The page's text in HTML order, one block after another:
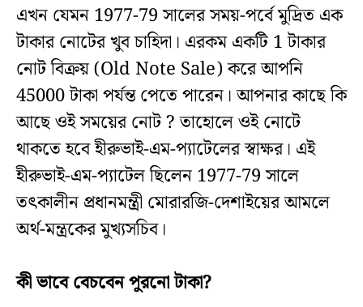
এখন যেমন 1977-79 সালের সময়-পর্বে মুদ্রিত এক
টাকার নোটের খুব চাহিদা। এরকম একটি 1 টাকার
নোট বিক্রয় (Old Note Sale) করে আপনি
45000 টাকা পর্যন্ত পেতে পারেন। আপনার কাছে কি
আছে ওই সময়ের নোট ? তাহোলে ওই নোটে
থাকতে হবে হীরুভাই-এম-প্যাটেলের স্বাক্ষর। এই
হীরুভাই-এম-প্যাটেল ছিলেন 1977-79 সালে
তৎকালীন প্রধানমন্ত্রী মোরারজি-দেশাইয়ের আমলে
অর্থ-মন্ত্রকের মুখ্যসচিব।
কী ভাবে বেচবেন পুরনো টাকা?